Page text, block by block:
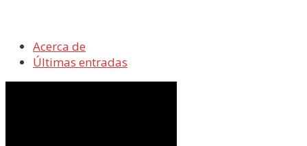
Acerca de
Últimas entradas